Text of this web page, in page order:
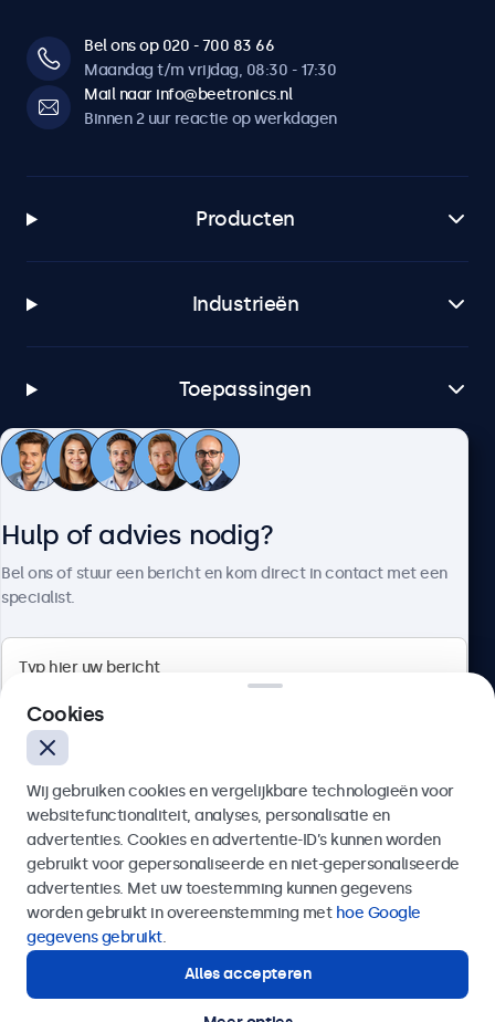
Bel ons op 020 - 700 83 66
Maandag t/m vrijdag, 08:30 - 17:30
Mail naar info@beetronics.nl
Binnen 2 uur reactie op werkdagen
Producten
Industrieën
Toepassingen
Klantenservice
4.8/5 door 5000+ bedrijven
Nederlands
Hulp of advies nodig?
Bel ons of stuur een bericht en kom direct in contact met een
specialist.
Verzenden
Of bel ons op
Hulp of advies nodig?
Direct contact met een specialist.
Cookies
Wij gebruiken cookies en vergelijkbare technologieën voor
websitefunctionaliteit, analyses, personalisatie en
advertenties. Cookies en advertentie-ID’s kunnen worden
gebruikt voor gepersonaliseerde en niet-gepersonaliseerde
advertenties. Met uw toestemming kunnen gegevens
worden gebruikt in overeenstemming met hoe Google
gegevens gebruikt.
Alles accepteren